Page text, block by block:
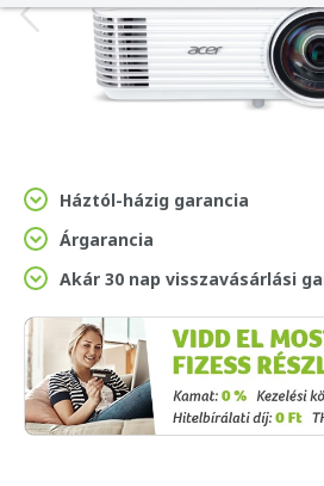
Háztól-házig garancia
Árgarancia
Akár 30 nap visszavásárlási